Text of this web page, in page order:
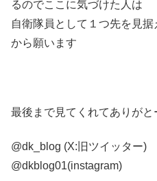
るのでここに気づけた人は
自衛隊員として１つ先を見
から願います
最後まで見てくれてありがと
@dk_blog (X:旧ツイッター)
@dkblog01(instagram)